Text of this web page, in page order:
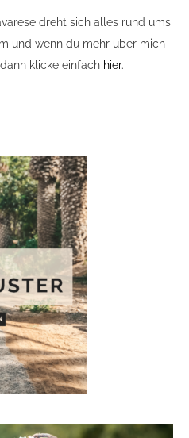
dreht sich alles rund ums
und wenn du mehr über mich
klicke einfach hier.